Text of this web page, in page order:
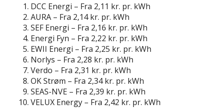
DCC Energi – Fra 2,11 kr. pr. kWh
AURA – Fra 2,14 kr. pr. kWh
SEF Energi – Fra 2,16 kr. pr. kWh
Energi Fyn – Fra 2,22 kr. pr. kWh
EWII Energi – Fra 2,25 kr. pr. kWh
Norlys – Fra 2,28 kr. pr. kWh
Verdo – Fra 2,31 kr. pr. kWh
OK Strøm – Fra 2,34 kr. pr. kWh
SEAS-NVE – Fra 2,39 kr. pr. kWh
VELUX Energy – Fra 2,42 kr. pr. kWh